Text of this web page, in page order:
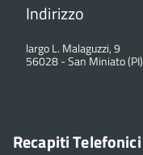
Indirizzo
largo L. Malaguzzi, 9
56028-San Miniato (PI)
Recapiti Telefonici